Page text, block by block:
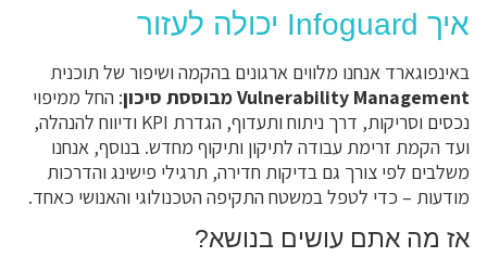
איך Infoguard יכולה לעזור
באינפוגארד אנחנו מלווים ארגונים בהקמה ושיפור של תוכנית
Vulnerability Management מבוססת סיכון
: החל ממיפוי
נכסים וסריקות, דרך ניתוח ותעדוף, הגדרת KPI ודיווח להנהלה,
ועד הקמת זרימת עבודה לתיקון ותיקוף מחדש. בנוסף, אנחנו
משלבים לפי צורך גם בדיקות חדירה, תרגילי פישינג והדרכות
מודעות – כדי לטפל במשטח התקיפה הטכנולוגי והאנושי כאחד.
אז מה אתם עושים בנושא?